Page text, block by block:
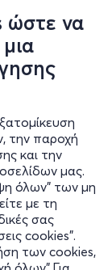
ώστε να
την παροχή
και την
μας.
όλων" των μη
με τη
σας
cookies".
των cookies,